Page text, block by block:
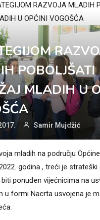
RAZVOJA MLADIH
U OPĆINI VOGOŠĆA
POBOLJŠATI
MLADIH U
Samir Mujdžić
mladih na području
godina , treći je
ponuđen vijećnicima na
u formi Nacrta usvojena je